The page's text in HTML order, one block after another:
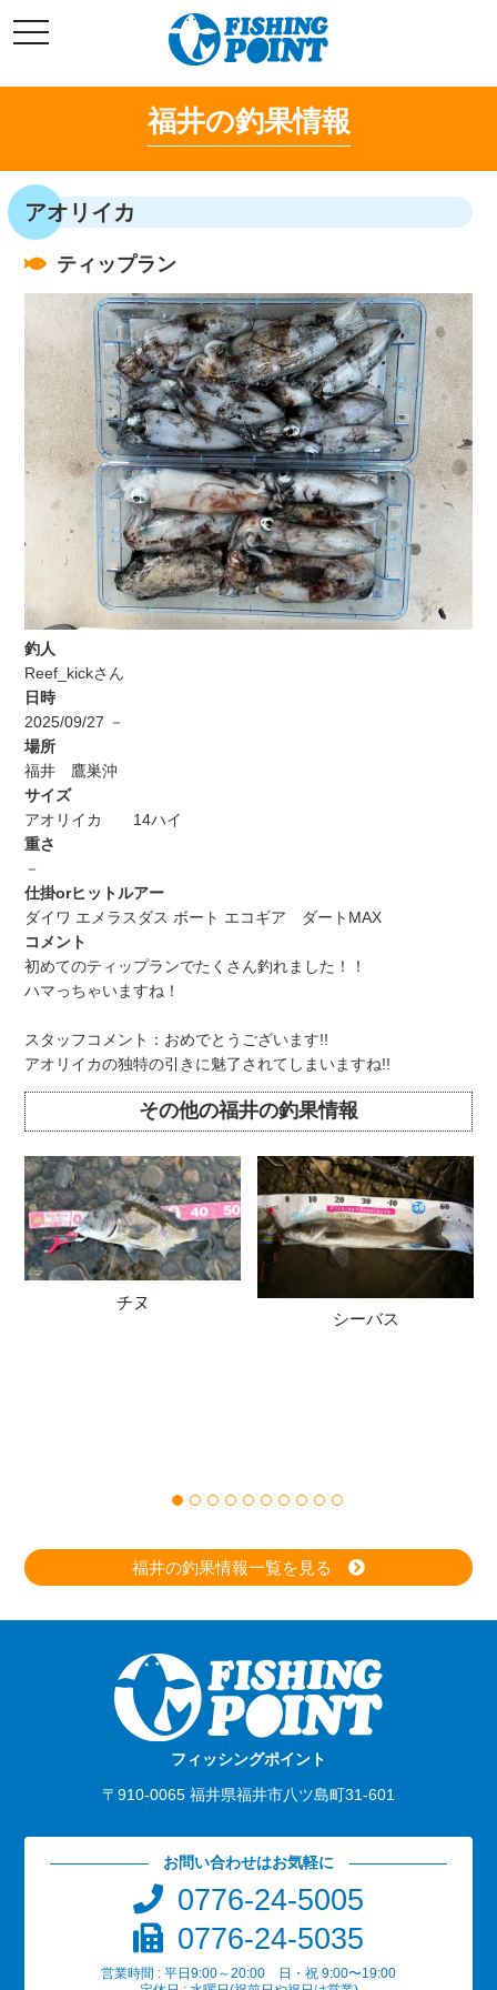
ン
ン
ス
キ
ッ
t
o
l
g
t
o
n
福井の釣果情報
アオリイカ
ティップラン
釣人
Reef_kickさん
日時
2025/09/27 －
場所
福井 鷹巣沖
サイズ
アオリイカ 14ハイ
重さ
－
仕掛orヒットルアー
ダイワ エメラスダス ボート エコギア ダートMAX
コメント
初めてのティップランでたくさん釣れました！！
ハマっちゃいますね！
スタッフコメント：おめでとうございます!!
アオリイカの独特の引きに魅了されてしまいますね!!
その他の福井の釣果情報
チヌ
シーバス
福井の釣果情報一覧を見る
フィッシングポイント
〒910-0065 福井県福井市八ツ島町31-601
お問い合わせはお気軽に
0776-24-5005
0776-24-5035
営業時間 : 平日9:00～20:00 日・祝 9:00〜19:00